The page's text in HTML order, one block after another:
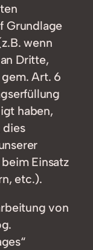
Grundlage
wenn
Dritte,
Art. 6
haben,
Einsatz
etc.).
von